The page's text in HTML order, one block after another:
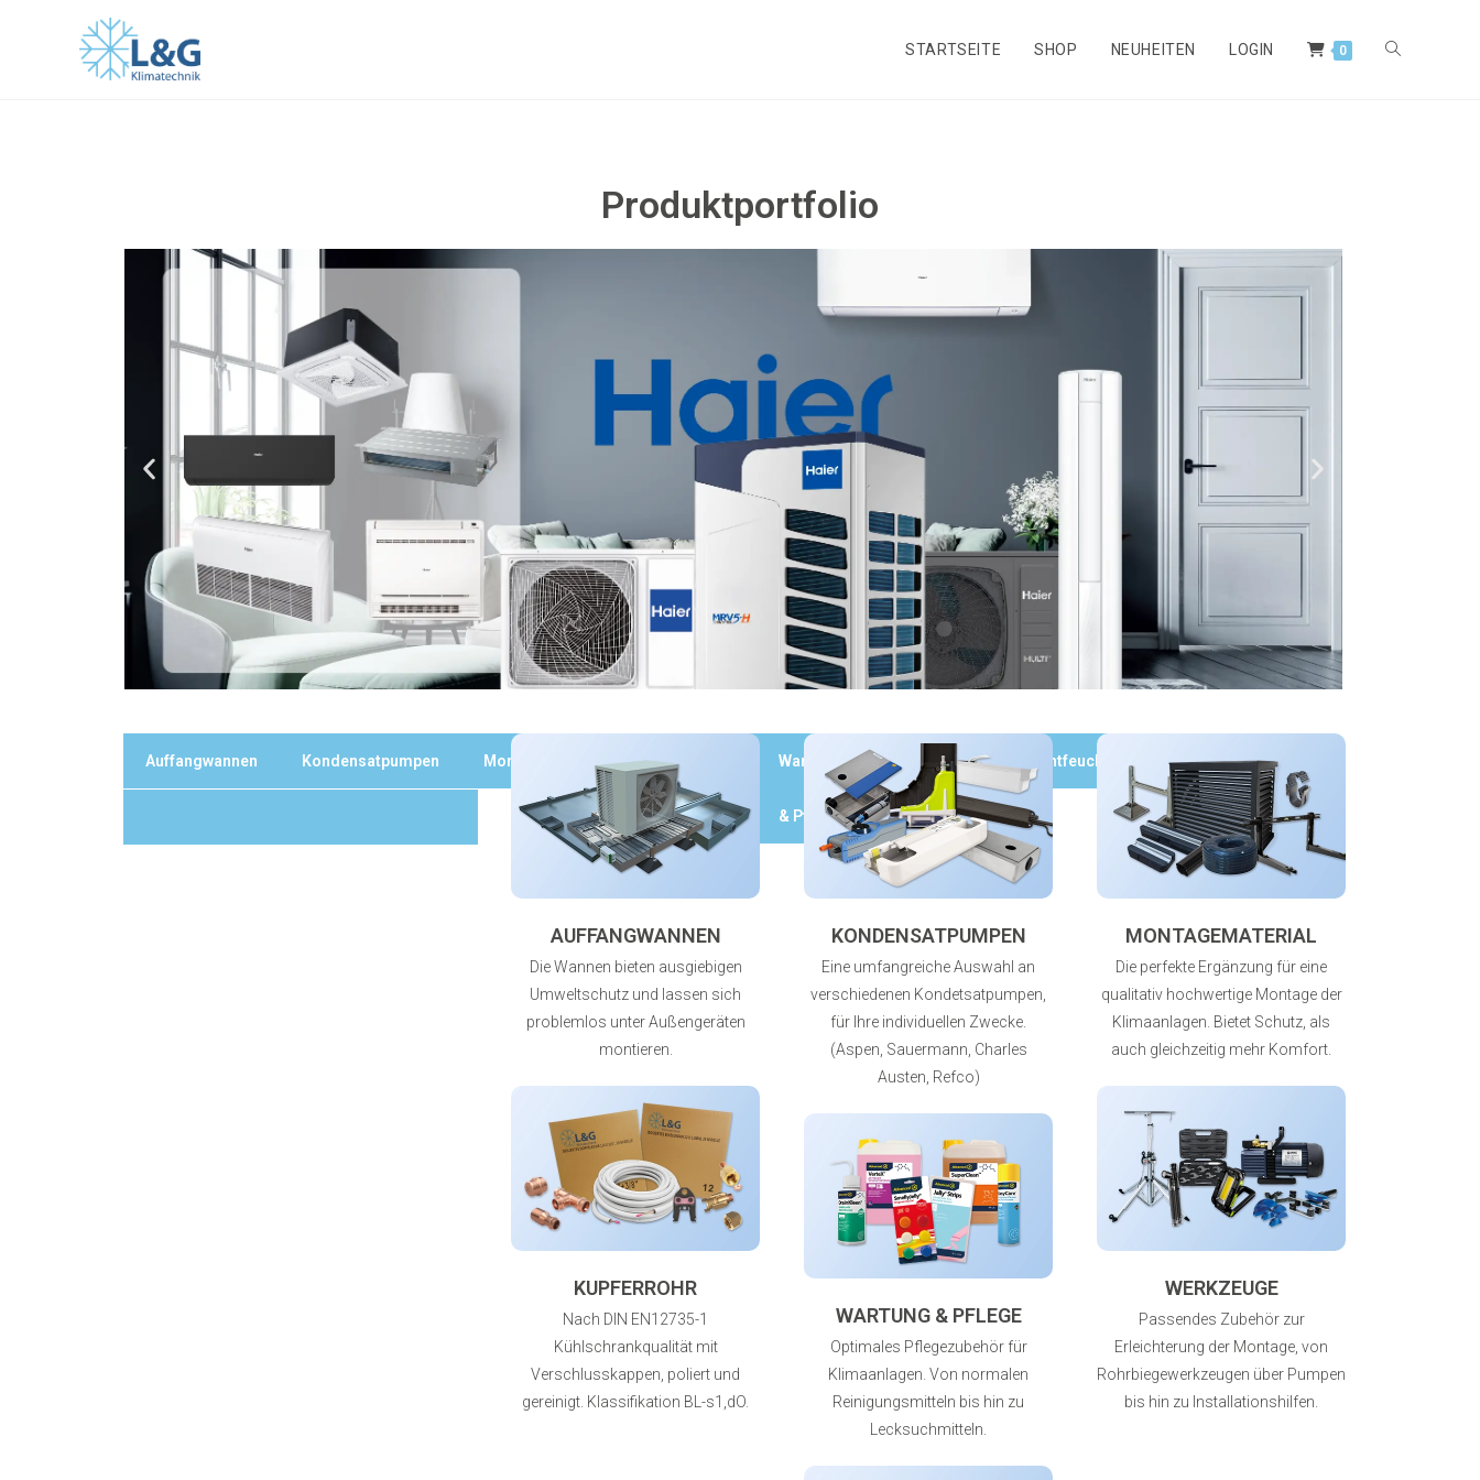
STARTSEITE SHOP NEUHEITEN LOGIN 0
Produktportfolio
Auffangwannen Kondensatpumpen Montagematerial Kupferrohr Wartung
& Pflege
Werkzeuge Luftentfeuchter
AUFFANGWANNEN
Die Wannen bieten ausgiebigen
Umweltschutz und lassen sich
problemlos unter Außengeräten
montieren.
KUPFERROHR
Nach DIN EN12735-1
Kühlschrankqualität mit
Verschlusskappen, poliert und
gereinigt. Klassifikation BL-s1,dO.
KONDENSATPUMPEN
Eine umfangreiche Auswahl an
verschiedenen Kondetsatpumpen,
für Ihre individuellen Zwecke.
(Aspen, Sauermann, Charles
Austen, Refco)
WARTUNG & PFLEGE
Optimales Pflegezubehör für
Klimaanlagen. Von normalen
Reinigungsmitteln bis hin zu
Lecksuchmitteln.
MONTAGEMATERIAL
Die perfekte Ergänzung für eine
qualitativ hochwertige Montage der
Klimaanlagen. Bietet Schutz, als
auch gleichzeitig mehr Komfort.
WERKZEUGE
Passendes Zubehör zur
Erleichterung der Montage, von
Rohrbiegewerkzeugen über Pumpen
bis hin zu Installationshilfen.